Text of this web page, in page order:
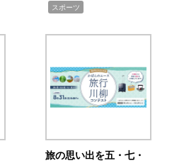
スポーツ
旅の思い出を五・七・